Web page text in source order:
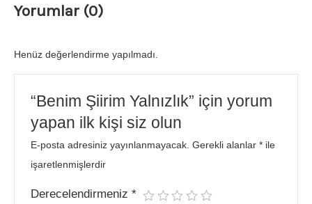
Yorumlar (0)
Henüz değerlendirme yapılmadı.
“Benim Şiirim Yalnızlık” için yorum
yapan ilk kişi siz olun
E-posta adresiniz yayınlanmayacak. Gerekli alanlar* ile
işaretlenmişlerdir
Derecelendirmeniz*